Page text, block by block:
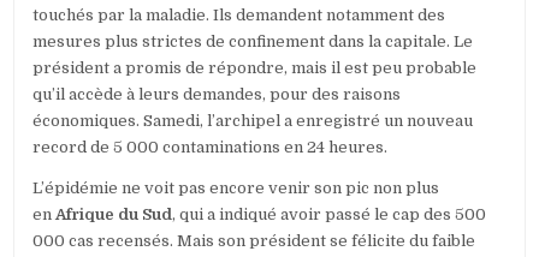
touchés par la maladie. Ils demandent notamment des
mesures plus strictes de confinement dans la capitale. Le
président a promis de répondre, mais il est peu probable
qu’il accède à leurs demandes, pour des raisons
économiques. Samedi, l’archipel a enregistré un nouveau
record de 5 000 contaminations en 24 heures.
L’épidémie ne voit pas encore venir son pic non plus
enAfrique du Sud, qui a indiqué avoir passé le cap des 500
000 cas recensés. Mais son président se félicite du faible